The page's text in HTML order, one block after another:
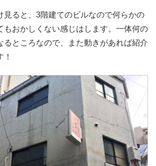
見ると、3階建てのビルなので何らかの
もおかしくない感じはします。一体何の
るところなので、また動きがあれば紹介